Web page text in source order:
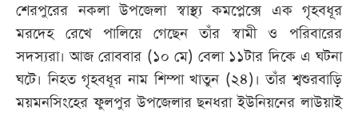
বিভাগ
শেরপুরের নকলা উপজেলা স্বাস্থ্য কমপ্লেক্সে এক গৃহবধূর
মরদেহ রেখে পালিয়ে গেছেন তাঁর স্বামী ও পরিবারের
সদস্যরা। আজ রোববার (১০ মে) বেলা ১১টার দিকে এ ঘটনা
ঘটে। নিহত গৃহবধূর নাম শিম্পা খাতুন (২৪)। তাঁর শ্বশুরবাড়ি
ময়মনসিংহের ফুলপুর উপজেলার ছনধরা ইউনিয়নের লাউয়াই